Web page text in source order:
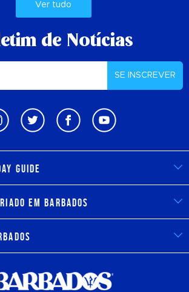
Ver tudo
de Notícias
SE INSCREVER
Guide
em Barbados